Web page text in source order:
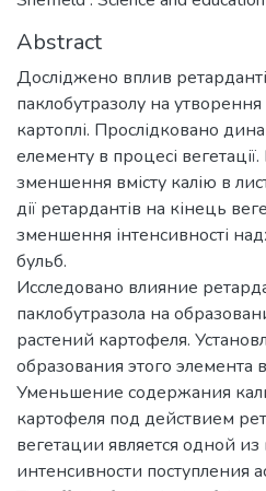
Abstract
Досліджено вплив
паклобутразолу на
картоплі. Прослідковано
елементу в процесі
зменшення вмісту калію в
дії ретардантів на кінець
зменшення інтенсивності
бульб.
Исследовано влияние
паклобутразола на
растений картофеля.
образования этого элемента
Уменьшение содержания
картофеля под действием
вегетации является одной
интенсивности поступления